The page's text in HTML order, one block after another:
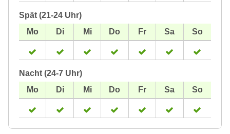
Spät (21-24 Uhr)
Nacht (24-7 Uhr)